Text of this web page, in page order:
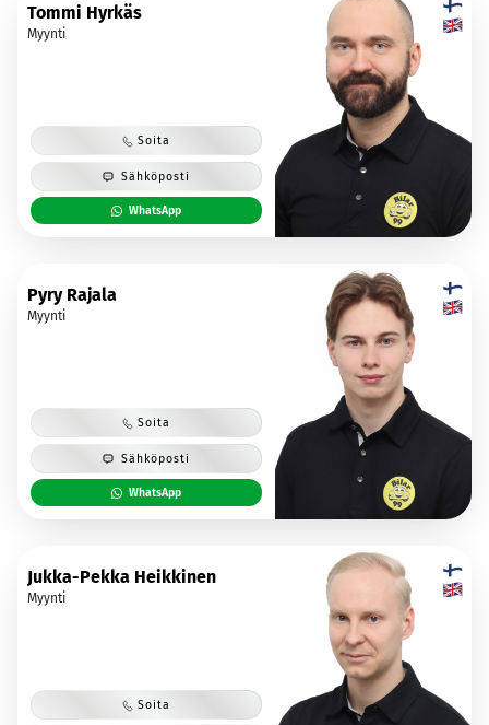
Tommi Hyrkäs
Myynti
Soita
Sähköposti
WhatsApp
Pyry Rajala
Myynti
Soita
Sähköposti
WhatsApp
Jukka-Pekka Heikkinen
Myynti
Soita